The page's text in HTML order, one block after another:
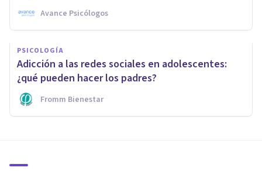
Avance Psicólogos
PSICOLOGÍA
Adicción a las redes sociales en adolescentes:
¿qué pueden hacer los padres?
Fromm Bienestar